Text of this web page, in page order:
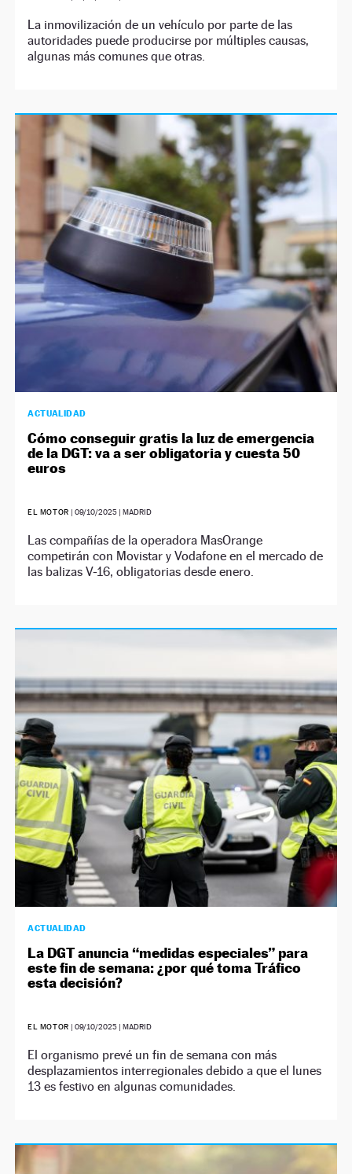
La inmovilización de un vehículo por parte de las
autoridades puede producirse por múltiples causas,
algunas más comunes que otras.
ACTUALIDAD
Cómo conseguir gratis la luz de emergencia
de la DGT: va a ser obligatoria y cuesta 50
euros
EL MOTOR | 09/10/2025| MADRID
Las compañías de la operadora MasOrange
competirán con Movistar y Vodafone en el mercado de
las balizas V-16, obligatorias desde enero.
ACTUALIDAD
La DGT anuncia “medidas especiales” para
este fin de semana: ¿por qué toma Tráfico
esta decisión?
EL MOTOR | 09/10/2025| MADRID
El organismo prevé un fin de semana con más
desplazamientos interregionales debido a que el lunes
13 es festivo en algunas comunidades.